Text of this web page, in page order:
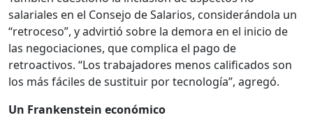
salariales en el Consejo de Salarios, considerándola un
“retroceso”, y advirtió sobre la demora en el inicio de
las negociaciones, que complica el pago de
retroactivos. “Los trabajadores menos calificados son
los más fáciles de sustituir por tecnología”, agregó.
Un Frankenstein económico